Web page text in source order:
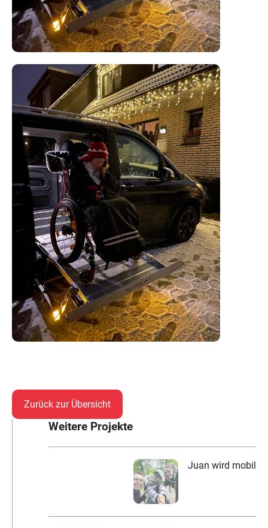
Zurück zur Übersicht
Weitere Projekte
Juan wird mobil